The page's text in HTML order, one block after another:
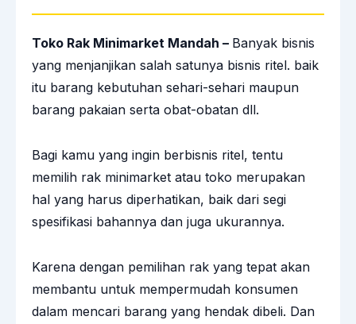
Toko Rak Minimarket Mandah – Banyak bisnis
yang menjanjikan salah satunya bisnis ritel. baik
itu barang kebutuhan sehari-sehari maupun
barang pakaian serta obat-obatan dll.
Bagi kamu yang ingin berbisnis ritel, tentu
memilih rak minimarket atau toko merupakan
hal yang harus diperhatikan, baik dari segi
spesifikasi bahannya dan juga ukurannya.
Karena dengan pemilihan rak yang tepat akan
membantu untuk mempermudah konsumen
dalam mencari barang yang hendak dibeli. Dan